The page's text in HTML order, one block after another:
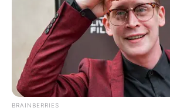
BRAINBERRIES